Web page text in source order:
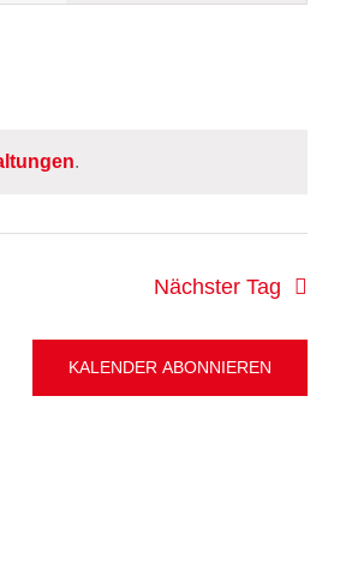
.
Nächster Tag
KALENDER ABONNIEREN